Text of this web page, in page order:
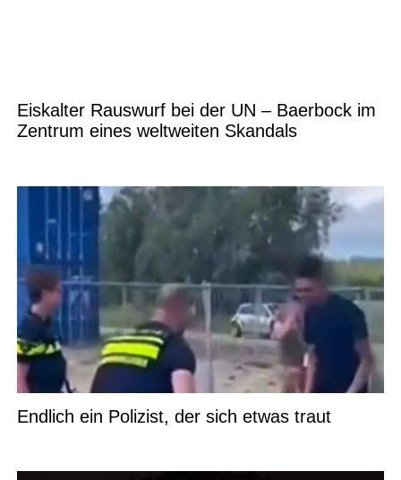
Eiskalter Rauswurf bei der UN – Baerbock im
Zentrum eines weltweiten Skandals
Endlich ein Polizist, der sich etwas traut